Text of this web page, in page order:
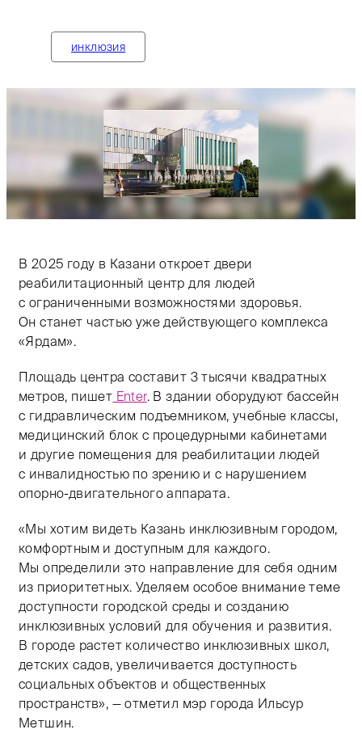
инклюзия
Тифлокомментарий: цветная фотография. На фоне
В 2025 году в Казани откроет двери
реабилитационный центр для людей
с ограниченными возможностями здоровья.
Он станет частью уже действующего комплекса
«Ярдам».
Площадь центра составит 3 тысячи квадратных
метров, пишет Enter. В здании оборудуют бассейн
с гидравлическим подъемником, учебные классы,
медицинский блок с процедурными кабинетами
и другие помещения для реабилитации людей
с инвалидностью по зрению и с нарушением
опорно-двигательного аппарата.
«Мы хотим видеть Казань инклюзивным городом,
комфортным и доступным для каждого.
Мы определили это направление для себя одним
из приоритетных. Уделяем особое внимание теме
доступности городской среды и созданию
инклюзивных условий для обучения и развития.
В городе растет количество инклюзивных школ,
детских садов, увеличивается доступность
социальных объектов и общественных
пространств», — отметил мэр города Ильсур
Метшин.